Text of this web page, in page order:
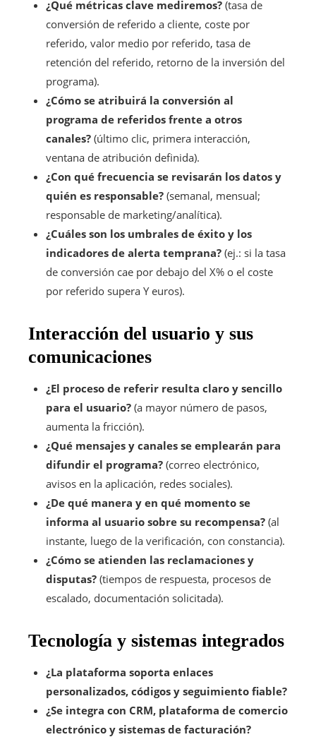
¿Qué métricas clave mediremos? (tasa de
conversión de referido a cliente, coste por
referido, valor medio por referido, tasa de
retención del referido, retorno de la inversión del
programa).
¿Cómo se atribuirá la conversión al
programa de referidos frente a otros
canales? (último clic, primera interacción,
ventana de atribución definida).
¿Con qué frecuencia se revisarán los datos y
quién es responsable? (semanal, mensual;
responsable de marketing/analítica).
¿Cuáles son los umbrales de éxito y los
indicadores de alerta temprana? (ej.: si la tasa
de conversión cae por debajo del X% o el coste
por referido supera Y euros).
Interacción del usuario y sus
comunicaciones
¿El proceso de referir resulta claro y sencillo
para el usuario? (a mayor número de pasos,
aumenta la fricción).
¿Qué mensajes y canales se emplearán para
difundir el programa? (correo electrónico,
avisos en la aplicación, redes sociales).
¿De qué manera y en qué momento se
informa al usuario sobre su recompensa? (al
instante, luego de la verificación, con constancia).
¿Cómo se atienden las reclamaciones y
disputas? (tiempos de respuesta, procesos de
escalado, documentación solicitada).
Tecnología y sistemas integrados
¿La plataforma soporta enlaces
personalizados, códigos y seguimiento fiable?
¿Se integra con CRM, plataforma de comercio
electrónico y sistemas de facturación?